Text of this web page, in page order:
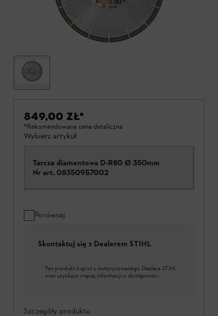
849,00 ZŁ*
*Rekomendowana cena detaliczna
Wybierz artykuł
Tarcza diamentowa D-R80 Ø 350mm
Nr art. 08350957002
Porównaj
Skontaktuj się z Dealerem STIHL
Ten produkt kupisz u Autoryzowanego Dealera STIHL
oraz uzyskasz więcej informacji o dostępności
Szczegóły produktu